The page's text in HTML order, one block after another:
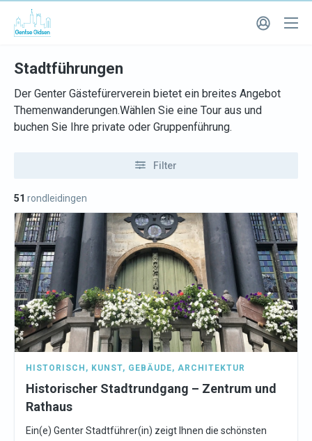
Stadtführungen
Der Genter Gästefürerverein bietet ein breites Angebot
Themenwanderungen.Wählen Sie eine Tour aus und
buchen Sie Ihre private oder Gruppenführung.
Filter
51 rondleidingen
HISTORISCH , KUNST, GEBÄUDE, ARCHITEKTUR
Historischer Stadtrundgang – Zentrum und
Rathaus
Ein(e) Genter Stadtführer(in) zeigt Ihnen die schönsten